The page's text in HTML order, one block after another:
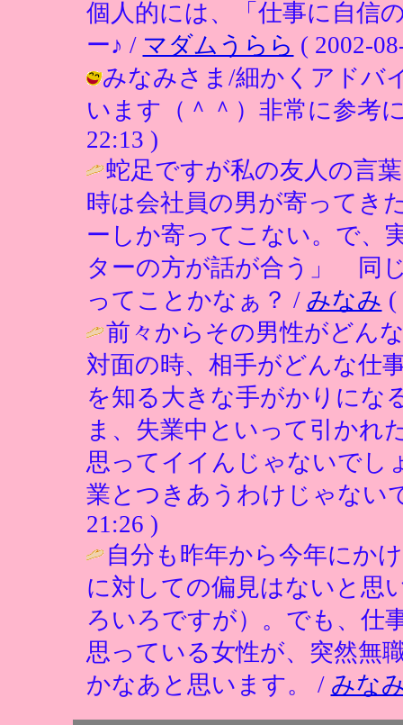
個人的には、「仕事に自信
ー♪ / マダムうらら ( 2002-
みなみさま/細かくアドバ
います（＾＾）非常に参考
22:13 )
蛇足ですが私の友人の言
時は会社員の男が寄ってき
ーしか寄ってこない。で、
ターの方が話が合う」 同
ってことかなぁ？ / みなみ (
前々からその男性がどん
対面の時、相手がどんな仕
を知る大きな手がかりにな
ま、失業中といって引かれ
思ってイイんじゃないで
業とつきあうわけじゃない
21:26 )
自分も昨年から今年にか
に対しての偏見はないと思
ろいろですが）。でも、仕
思っている女性が、突然無
かなあと思います。 / みな